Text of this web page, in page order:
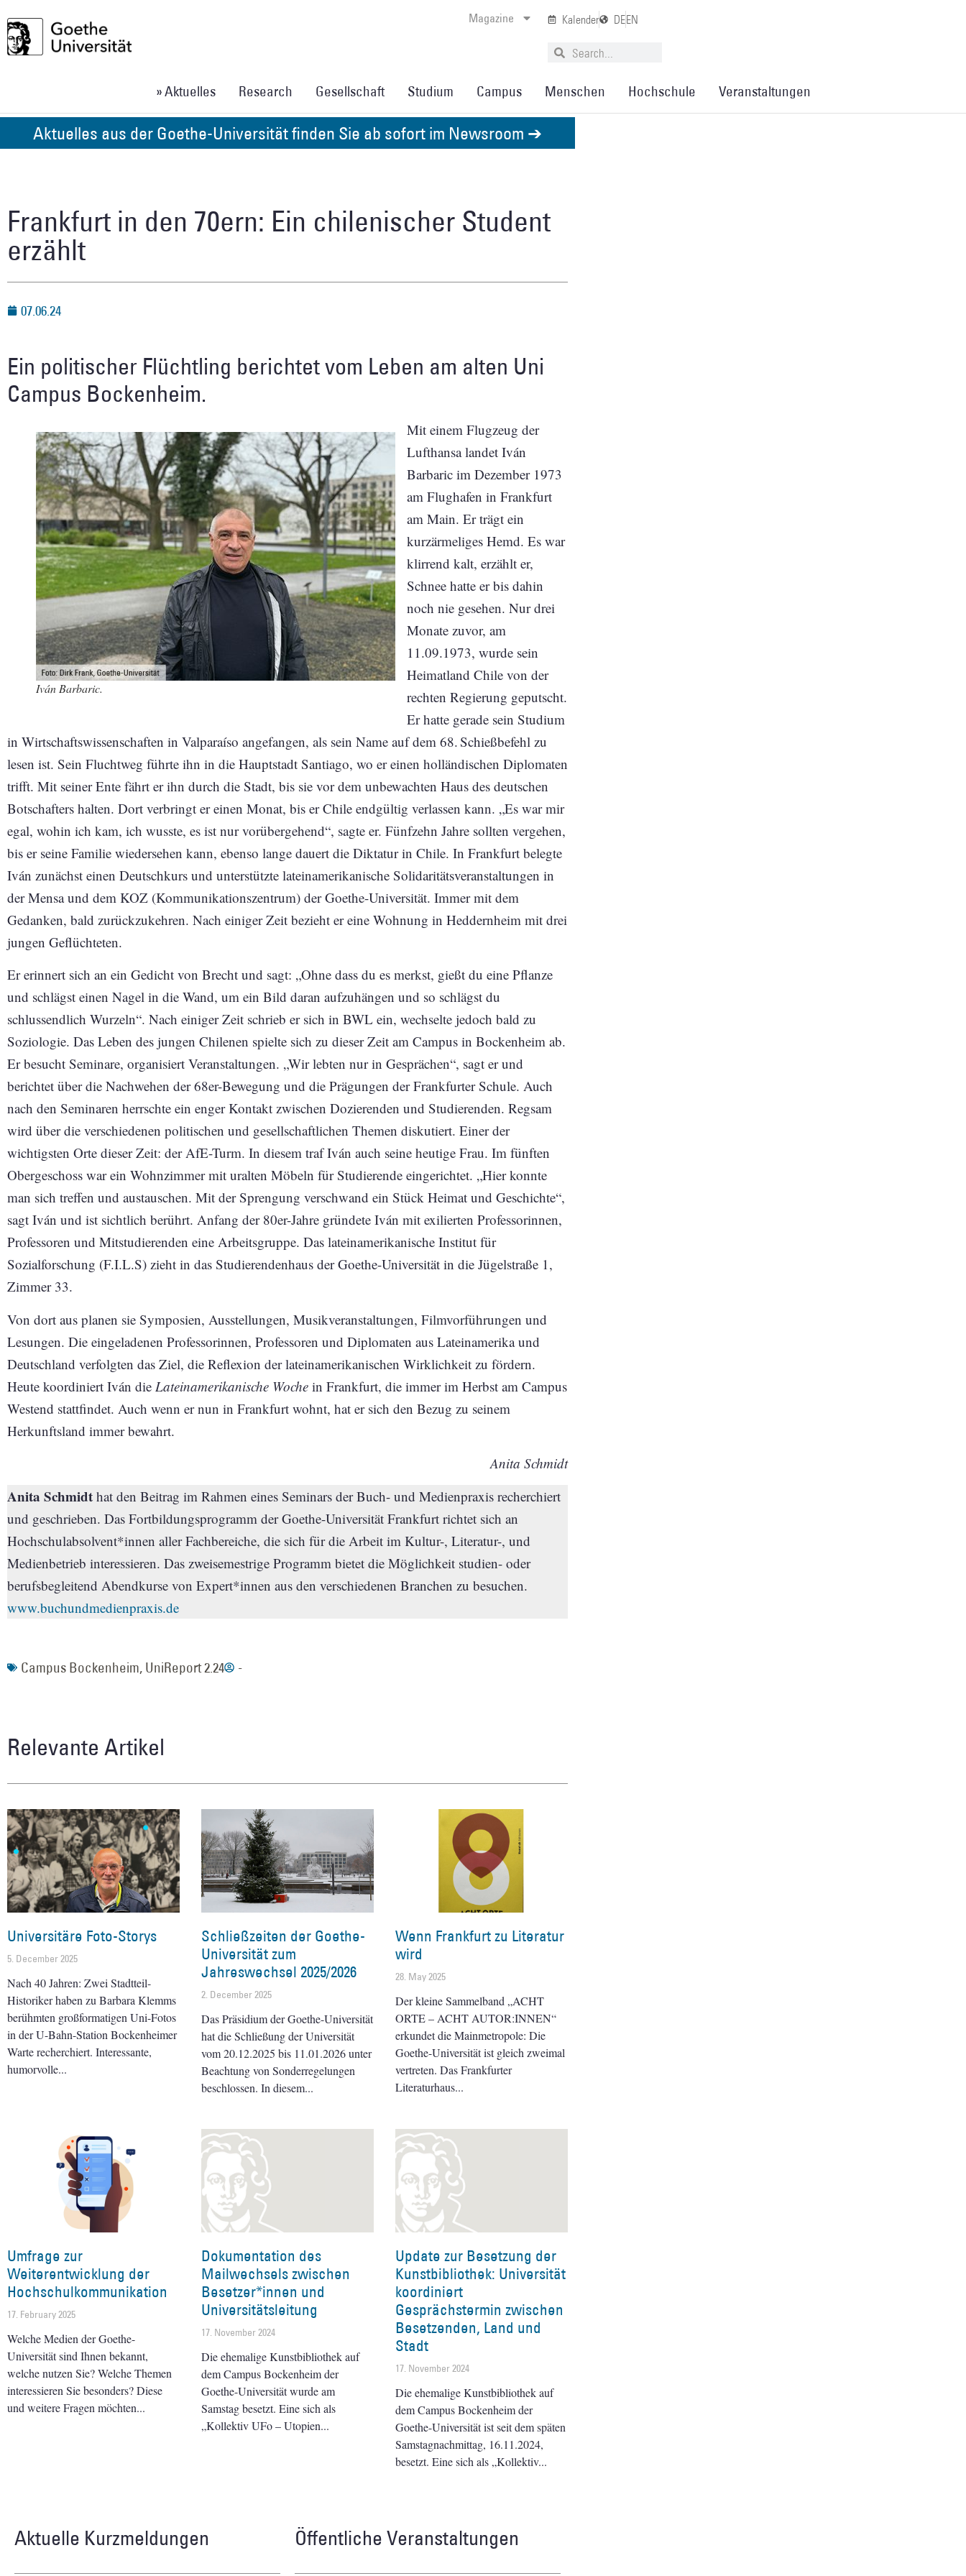
Magazine Kalender DEEN
» Aktuelles Research Gesellschaft Studium Campus Menschen Hochschule Veranstaltungen
Aktuelles aus der Goethe-Universität finden Sie ab sofort im Newsroom ➔
Frankfurt in den 70ern: Ein chilenischer Student
erzählt
07.06.24
Ein politischer Flüchtling berichtet vom Leben am alten Uni
Campus Bockenheim.
Iván Barbaric.
Mit einem Flugzeug der
Lufthansa landet Iván
Barbaric im Dezember 1973
am Flughafen in Frankfurt
am Main. Er trägt ein
kurzärmeliges Hemd. Es war
klirrend kalt, erzählt er,
Schnee hatte er bis dahin
noch nie gesehen. Nur drei
Monate zuvor, am
11.09.1973, wurde sein
Heimatland Chile von der
rechten Regierung geputscht.
Er hatte gerade sein Studium
in Wirtschaftswissenschaften in Valparaíso angefangen, als sein Name auf dem 68. Schießbefehl zu
lesen ist. Sein Fluchtweg führte ihn in die Hauptstadt Santiago, wo er einen holländischen Diplomaten
trifft. Mit seiner Ente fährt er ihn durch die Stadt, bis sie vor dem unbewachten Haus des deutschen
Botschafters halten. Dort verbringt er einen Monat, bis er Chile endgültig verlassen kann. „Es war mir
egal, wohin ich kam, ich wusste, es ist nur vorübergehend“, sagte er. Fünfzehn Jahre sollten vergehen,
bis er seine Familie wiedersehen kann, ebenso lange dauert die Diktatur in Chile. In Frankfurt belegte
Iván zunächst einen Deutschkurs und unterstützte lateinamerikanische Solidaritätsveranstaltungen in
der Mensa und dem KOZ (Kommunikationszentrum) der Goethe-Universität. Immer mit dem
Gedanken, bald zurückzukehren. Nach einiger Zeit bezieht er eine Wohnung in Heddernheim mit drei
jungen Geflüchteten.
Er erinnert sich an ein Gedicht von Brecht und sagt: „Ohne dass du es merkst, gießt du eine Pflanze
und schlägst einen Nagel in die Wand, um ein Bild daran aufzuhängen und so schlägst du
schlussendlich Wurzeln“. Nach einiger Zeit schrieb er sich in BWL ein, wechselte jedoch bald zu
Soziologie. Das Leben des jungen Chilenen spielte sich zu dieser Zeit am Campus in Bockenheim ab.
Er besucht Seminare, organisiert Veranstaltungen. „Wir lebten nur in Gesprächen“, sagt er und
berichtet über die Nachwehen der 68er-Bewegung und die Prägungen der Frankfurter Schule. Auch
nach den Seminaren herrschte ein enger Kontakt zwischen Dozierenden und Studierenden. Regsam
wird über die verschiedenen politischen und gesellschaftlichen Themen diskutiert. Einer der
wichtigsten Orte dieser Zeit: der AfE-Turm. In diesem traf Iván auch seine heutige Frau. Im fünften
Obergeschoss war ein Wohnzimmer mit uralten Möbeln für Studierende eingerichtet. „Hier konnte
man sich treffen und austauschen. Mit der Sprengung verschwand ein Stück Heimat und Geschichte“,
sagt Iván und ist sichtlich berührt. Anfang der 80er-Jahre gründete Iván mit exilierten Professorinnen,
Professoren und Mitstudierenden eine Arbeitsgruppe. Das lateinamerikanische Institut für
Sozialforschung (F.I.L.S) zieht in das Studierendenhaus der Goethe-Universität in die Jügelstraße 1,
Zimmer 33.
Von dort aus planen sie Symposien, Ausstellungen, Musikveranstaltungen, Filmvorführungen und
Lesungen. Die eingeladenen Professorinnen, Professoren und Diplomaten aus Lateinamerika und
Deutschland verfolgten das Ziel, die Reflexion der lateinamerikanischen Wirklichkeit zu fördern.
Heute koordiniert Iván die Lateinamerikanische Woche in Frankfurt, die immer im Herbst am Campus
Westend stattfindet. Auch wenn er nun in Frankfurt wohnt, hat er sich den Bezug zu seinem
Herkunftsland immer bewahrt.
Anita Schmidt
Anita Schmidt hat den Beitrag im Rahmen eines Seminars der Buch- und Medienpraxis recherchiert
und geschrieben. Das Fortbildungsprogramm der Goethe-Universität Frankfurt richtet sich an
Hochschulabsolvent*innen aller Fachbereiche, die sich für die Arbeit im Kultur-, Literatur-, und
Medienbetrieb interessieren. Das zweisemestrige Programm bietet die Möglichkeit studien- oder
berufs­begleitend Abendkurse von Expert*innen aus den verschiedenen Branchen zu besuchen.
www.buchundmedienpraxis.de
Campus Bockenheim, UniReport 2.24 -
Relevante Artikel
Universitäre Foto-Storys
5. December 2025
Nach 40 Jahren: Zwei Stadtteil-
Historiker haben zu Barbara Klemms
berühmten großformatigen Uni-Fotos
in der U-Bahn-Station Bockenheimer
Warte recherchiert. Interessante,
humorvolle
Schließzeiten der Goethe-
Universität zum
Jahreswechsel 2025/2026
2. December 2025
Das Präsidium der Goethe-Universität
hat die Schließung der Universität
vom 20.12.2025 bis 11.01.2026 unter
Beachtung von Sonderregelungen
beschlossen. In diesem
Wenn Frankfurt zu Literatur
wird
28. May 2025
Der kleine Sammelband „ACHT
ORTE – ACHT AUTOR:INNEN“
erkundet die Mainmetropole: Die
Goethe-Universität ist gleich zweimal
vertreten. Das Frankfurter
Literaturhaus
Umfrage zur
Weiterentwicklung der
Hochschulkommunikation
17. February 2025
Welche Medien der Goethe-
Universität sind Ihnen bekannt,
welche nutzen Sie? Welche Themen
interessieren Sie besonders? Diese
und weitere Fragen möchten
Dokumentation des
Mailwechsels zwischen
Besetzer*innen und
Universitätsleitung
17. November 2024
Die ehemalige Kunstbibliothek auf
dem Campus Bockenheim der
Goethe-Universität wurde am
Samstag besetzt. Eine sich als
„Kollektiv UFo – Utopien
Update zur Besetzung der
Kunstbibliothek: Universität
koordiniert
Gesprächstermin zwischen
Besetzenden, Land und
Stadt
17. November 2024
Die ehemalige Kunstbibliothek auf
dem Campus Bockenheim der
Goethe-Universität ist seit dem späten
Samstagnachmittag, 16.11.2024,
besetzt. Eine sich als „Kollektiv
Aktuelle Kurzmeldungen Öffentliche Veranstaltungen